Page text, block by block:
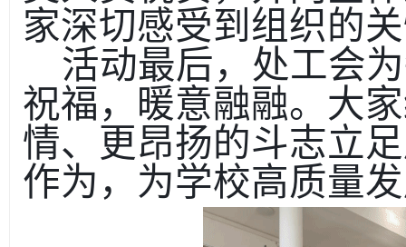
家深切感受到组织的
活动最后，处工会
祝福，暖意融融。大
情、更昂扬的斗志立
作为，为学校高质量